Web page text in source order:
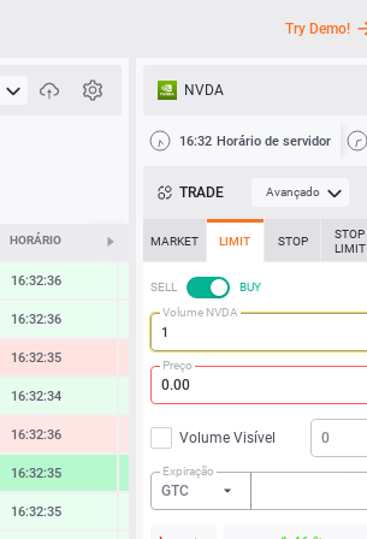
Try Demo!
HORÁRIO ALTERAR
16:32:36 0.34 %
16:32:36 0.34 %
16:32:35 -0.69 %
16:32:34 0.46 %
16:32:36
16:32:35 1.97 %
16:32:35 0.35 %
NVDA
16:32 Horário de servidor
TRADE Avançado
MARKET LIMIT STOP
STOP
LIMIT
SELL
BUY
Volume NVDA
Preço
Volume Visível
Expiração
GTC